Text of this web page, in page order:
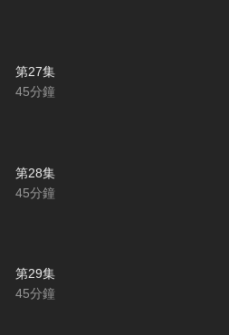
第27集
45分鐘
第28集
45分鐘
第29集
45分鐘